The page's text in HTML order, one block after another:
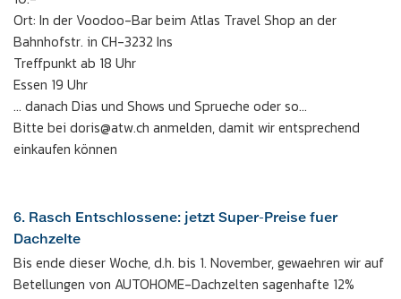
Ort: In der Voodoo-Bar beim Atlas Travel Shop an der
Bahnhofstr. in CH-3232 Ins
Treffpunkt ab 18 Uhr
Essen 19 Uhr
... danach Dias und Shows und Sprueche oder so...
Bitte bei doris@atw.ch anmelden, damit wir entsprechend
einkaufen können
6. Rasch Entschlossene: jetzt Super-Preise fuer
Dachzelte
Bis ende dieser Woche, d.h. bis 1. November, gewaehren wir auf
Betellungen von AUTOHOME-Dachzelten sagenhafte 12%